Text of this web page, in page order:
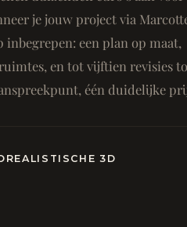
je jouw project via
een plan op maat,
en tot vijftien revisies
één duidelijke
3D